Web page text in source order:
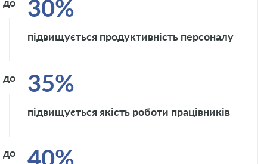
30%
підвищується продуктивність персоналу
35%
підвищується якість роботи працівників
до
40%
до